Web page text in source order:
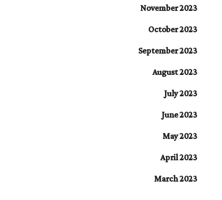
November 2023
October 2023
September 2023
August 2023
July 2023
June 2023
May 2023
April 2023
March 2023